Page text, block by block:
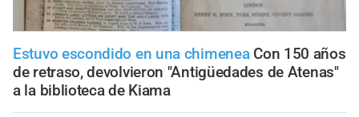
Estuvo escondido en una chimenea Con 150 años
de retraso, devolvieron "Antigüedades de Atenas"
a la biblioteca de Kiama